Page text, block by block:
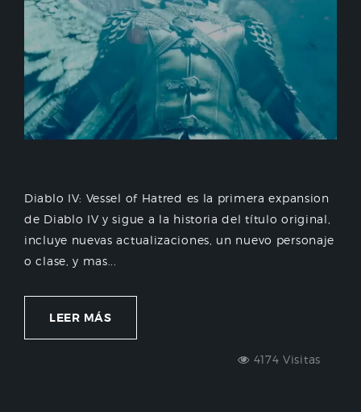
Diablo IV: Vessel of Hatred es la primera expansion
de Diablo IV y sigue a la historia del título original,
incluye nuevas actualizaciones, un nuevo personaje
o clase, y mas...
LEER MÁS
4174 Visitas